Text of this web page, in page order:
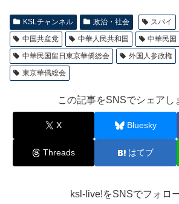
KSLチャンネル 政治・社会 スパイ
中国共産党
中華人民共和国
中華民国
中華民国留日東京華僑総会
外国人参政権
東京華僑総会
この記事をSNSでシェアし
X Bluesky
Threads はてブ
ksl-live!をSNSでフォロ